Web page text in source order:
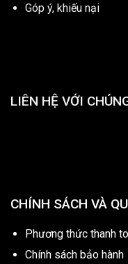
Góp ý, khiếu nại
LIÊN HỆ VỚI
CHÍNH SÁCH VÀ
Phương thức thanh
Chính sách bảo hành